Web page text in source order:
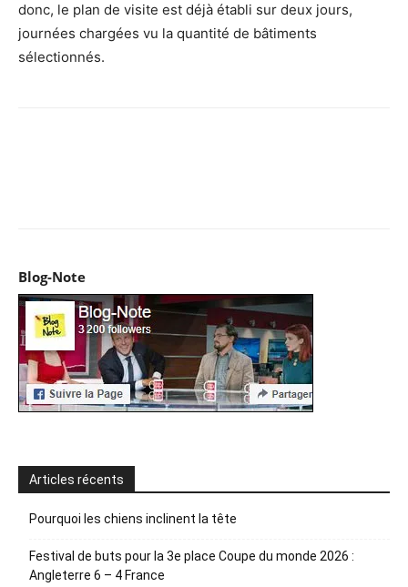
donc, le plan de visite est déjà établi sur deux jours,
journées chargées vu la quantité de bâtiments
sélectionnés.
Blog-Note
Articles récents
Pourquoi les chiens inclinent la tête
Festival de buts pour la 3e place Coupe du monde 2026 :
Angleterre 6 – 4 France